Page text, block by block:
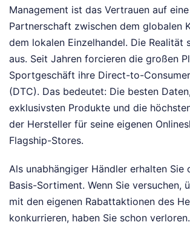
Management ist das Vertrauen auf
Partnerschaft zwischen dem globalen
dem lokalen Einzelhandel. Die Realität
aus. Seit Jahren forcieren die großen
Sportgeschäft ihre Direct-to-
(DTC). Das bedeutet: Die besten
exklusivsten Produkte und die
der Hersteller für seine eigenen
Flagship-Stores.
Als unabhängiger Händler erhalten Sie
Basis-Sortiment. Wenn Sie versuchen,
mit den eigenen Rabattaktionen des
konkurrieren, haben Sie schon